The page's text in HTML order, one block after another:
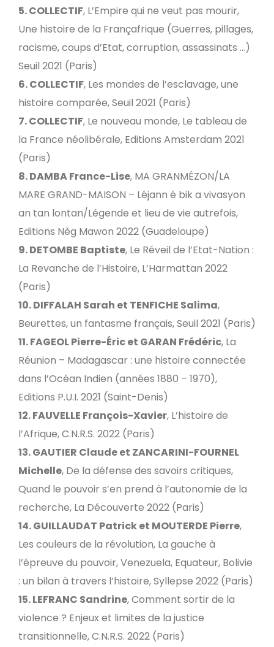
5. COLLECTIF, L’Empire qui ne veut pas mourir,
Une histoire de la Françafrique (Guerres, pillages,
racisme, coups d’Etat, corruption, assassinats …)
Seuil 2021 (Paris)
6. COLLECTIF, Les mondes de l’esclavage, une
histoire comparée, Seuil 2021 (Paris)
7. COLLECTIF, Le nouveau monde, Le tableau de
la France néolibérale, Editions Amsterdam 2021
(Paris)
8. DAMBA France-Lise, MA GRANMÉZON/LA
MARE GRAND-MAISON – Léjann é bik a vivasyon
an tan lontan/Légende et lieu de vie autrefois,
Editions Nèg Mawon 2022 (Guadeloupe)
9. DETOMBE Baptiste, Le Réveil de l’Etat-Nation :
La Revanche de l’Histoire, L’Harmattan 2022
(Paris)
10. DIFFALAH Sarah et TENFICHE Salima,
Beurettes, un fantasme français, Seuil 2021 (Paris)
11. FAGEOL Pierre-Éric et GARAN Frédéric, La
Réunion – Madagascar : une histoire connectée
dans l’Océan Indien (années 1880 – 1970),
Editions P.U.I. 2021 (Saint-Denis)
12. FAUVELLE François-Xavier, L’histoire de
l’Afrique, C.N.R.S. 2022 (Paris)
13. GAUTIER Claude et ZANCARINI-FOURNEL
Michelle, De la défense des savoirs critiques,
Quand le pouvoir s’en prend à l’autonomie de la
recherche, La Découverte 2022 (Paris)
14. GUILLAUDAT Patrick et MOUTERDE Pierre,
Les couleurs de la révolution, La gauche à
l’épreuve du pouvoir, Venezuela, Equateur, Bolivie
: un bilan à travers l’histoire, Syllepse 2022 (Paris)
15. LEFRANC Sandrine, Comment sortir de la
violence ? Enjeux et limites de la justice
transitionnelle, C.N.R.S. 2022 (Paris)